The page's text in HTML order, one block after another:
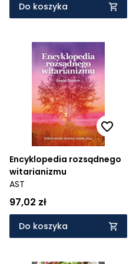
Do koszyka
Encyklopedia rozsądnego
witarianizmu
AST
97,02 zł
Do koszyka